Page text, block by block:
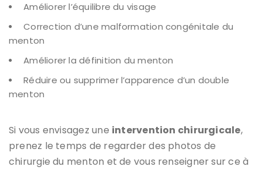
Améliorer l’équilibre du visage
Correction d’une malformation congénitale du
menton
Améliorer la définition du menton
Réduire ou supprimer l’apparence d’un double
menton
Si vous envisagez une intervention chirurgicale,
prenez le temps de regarder des photos de
chirurgie du menton et de vous renseigner sur ce à